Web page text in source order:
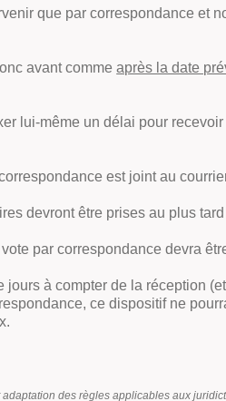
que par correspondance et
avant commeaprès la date
lui-même un délai pour
est joint au
devront être prises au plus
par correspondance devra
à compter de la réception
ce dispositif ne
des règles applicables aux